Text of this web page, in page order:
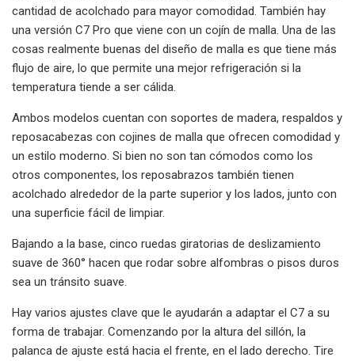
cantidad de acolchado para mayor comodidad. También hay
una versión C7 Pro que viene con un cojín de malla. Una de las
cosas realmente buenas del diseño de malla es que tiene más
flujo de aire, lo que permite una mejor refrigeración si la
temperatura tiende a ser cálida.
Ambos modelos cuentan con soportes de madera, respaldos y
reposacabezas con cojines de malla que ofrecen comodidad y
un estilo moderno. Si bien no son tan cómodos como los
otros componentes, los reposabrazos también tienen
acolchado alrededor de la parte superior y los lados, junto con
una superficie fácil de limpiar.
Bajando a la base, cinco ruedas giratorias de deslizamiento
suave de 360° hacen que rodar sobre alfombras o pisos duros
sea un tránsito suave.
Hay varios ajustes clave que le ayudarán a adaptar el C7 a su
forma de trabajar. Comenzando por la altura del sillón, la
palanca de ajuste está hacia el frente, en el lado derecho. Tire